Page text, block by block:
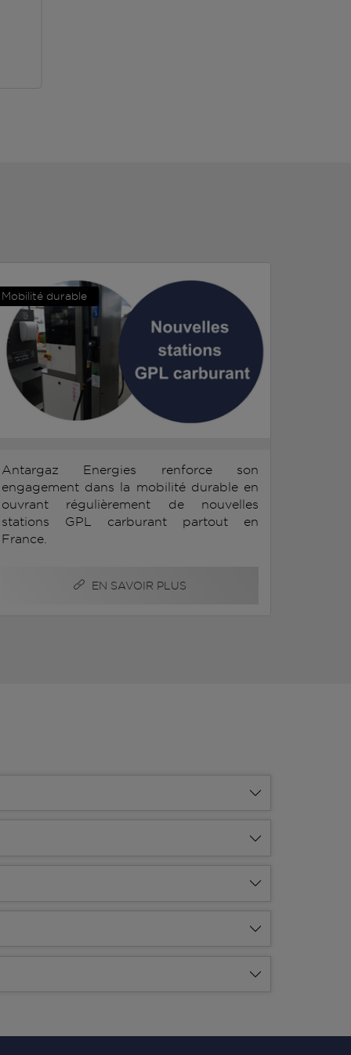
Mobilité durable
Antargaz Energies renforce son
engagement dans la mobilité durable en
ouvrant régulièrement de nouvelles
stations GPL carburant partout en
France.
EN SAVOIR PLUS